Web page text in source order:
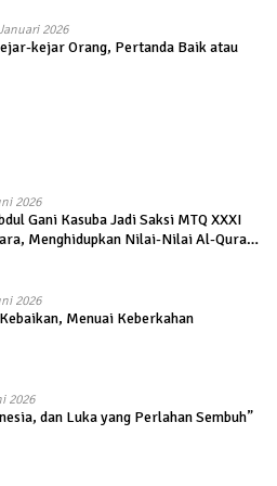
2026
kejar Orang, Pertanda Baik atau
2026
Gani Kasuba Jadi Saksi MTQ XXXI
Menghidupkan Nilai-Nilai Al-Quran
2026
Menuai Keberkahan
2026
dan Luka yang Perlahan Sembuh”